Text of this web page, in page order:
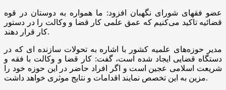
عضو فقهای شورای نگهبان افزود: ما همواره به دوستان در قوه
قضائیه تاکید می‌کنیم که عمق علمی کار قضا و وکالت را در دستور
کار قرار دهند.
مدیر حوزه‌های علمیه کشور با اشاره به تحولات سازنده ای که در
دستگاه قضایی ایجاد شده است، گفت: کار قضا و وکالت با فقه و
شریعت اسلامی عجین است و اگر افراد حاضر در این حوزه خود را
مزین به این تخصص نمایند اقدامات و نتایج موثری خواهد داشت.